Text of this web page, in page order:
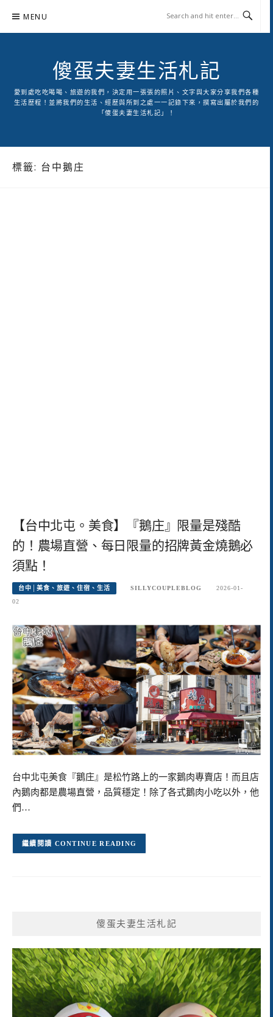
content
MENU
傻蛋夫妻生活札記
愛到處吃吃喝喝、旅遊的我們，決定用一張張的照片、文字與大家分享我們各種
生活歷程！並將我們的生活、經歷與所到之處一一記錄下來，撰寫出屬於我們的
「傻蛋夫妻生活札記」！
標籤: 台中鵝庄
【台中北屯。美食】『鵝庄』限量是殘酷
的！農場直營、每日限量的招牌黃金燒鵝必
須點！
台中│美食、旅遊、住宿、生活 SILLYCOUPLEBLOG
2026-01-
02
台中北屯美食『鵝庄』是松竹路上的一家鵝肉專賣店！而且店
內鵝肉都是農場直營，品質穩定！除了各式鵝肉小吃以外，他
們…
CONTINUE READING
傻蛋夫妻生活札記